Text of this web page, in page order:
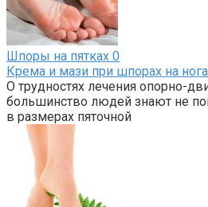
Шпоры на пятках 0
Крема и мази при шпорах на
О трудностях лечения опорно-
большинство людей знают не
в размерах пяточной